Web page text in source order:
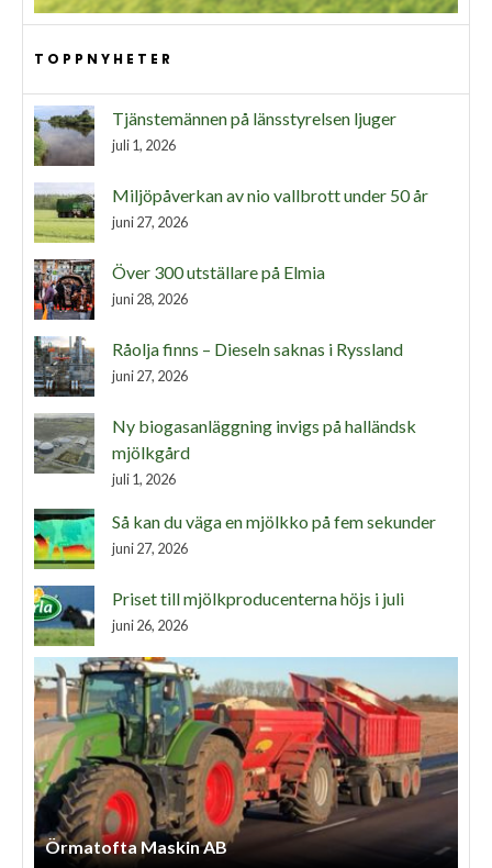
TOPPNYHETER
Tjänstemännen på länsstyrelsen ljuger
juli 1, 2026
Miljöpåverkan av nio vallbrott under 50 år
juni 27, 2026
Över 300 utställare på Elmia
juni 28, 2026
Råolja finns – Dieseln saknas i Ryssland
juni 27, 2026
Ny biogasanläggning invigs på halländsk
mjölkgård
juli 1, 2026
Så kan du väga en mjölkko på fem sekunder
juni 27, 2026
Priset till mjölkproducenterna höjs i juli
juni 26, 2026
Örmatofta Maskin AB